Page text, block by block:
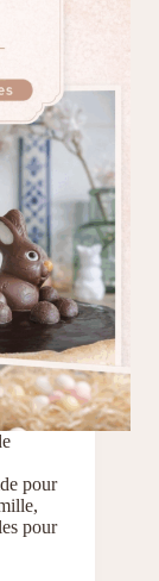
pour
pour